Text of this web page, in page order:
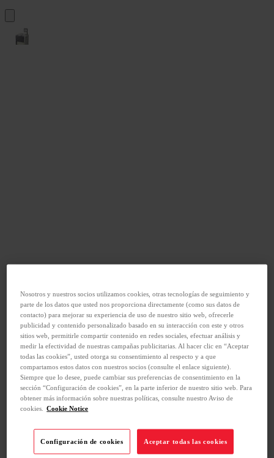
Nosotros y nuestros socios utilizamos cookies, otras tecnologías de seguimiento y
parte de los datos que usted nos proporciona directamente (como sus datos de
contacto) para mejorar su experiencia de uso de nuestro sitio web, ofrecerle
publicidad y contenido personalizado basado en su interacción con este y otros
sitios web, permitirle compartir contenido en redes sociales, efectuar análisis y
medir la efectividad de nuestras campañas publicitarias. Al hacer clic en “Aceptar
todas las cookies”, usted otorga su consentimiento al respecto y a que
compartamos estos datos con nuestros socios (consulte el enlace siguiente).
Siempre que lo desee, puede cambiar sus preferencias de consentimiento en la
sección “Configuración de cookies”, en la parte inferior de nuestro sitio web. Para
obtener más información sobre nuestras políticas, consulte nuestro Aviso de
cookies.
Cookie Notice
Configuración de cookies Aceptar todas las cookies